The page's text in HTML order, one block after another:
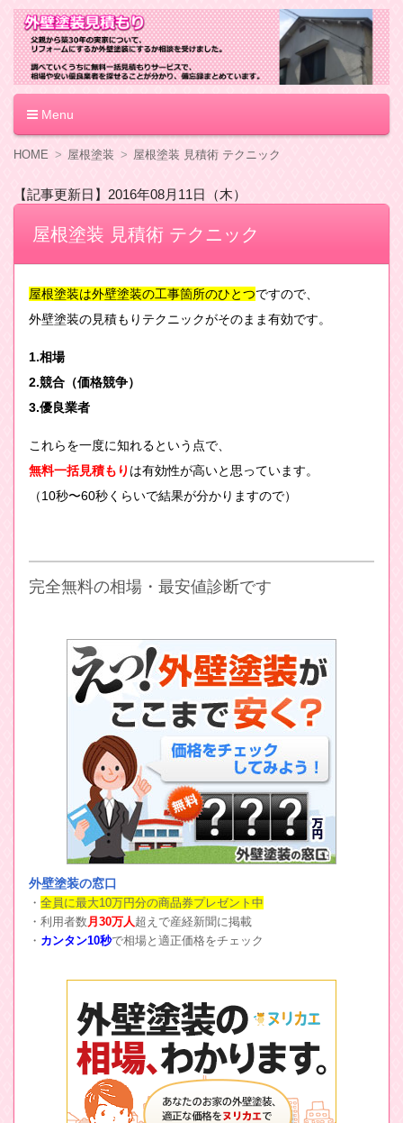
外壁塗装見積もり
Menu
コ
テ
ン
へ
HOME 屋根塗装 屋根塗装 見積術 テクニック
【記事更新日】2016年08月11日（木）
屋根塗装 見積術 テクニック
屋根塗装は外壁塗装の工事箇所のひとつですので、
外壁塗装の見積もりテクニックがそのまま有効です。
1.相場
2.競合（価格競争）
3.優良業者
これらを一度に知れるという点で、
無料一括見積もり は有効性が高いと思っています。
（10秒〜60秒くらいで結果が分かりますので）
完全無料の相場・最安値診断です
外壁塗装の窓口
・ 全員に最大10万円分の商品券プレゼント中
・利用者数月30万人超えで産経新聞に掲載
・ カンタン10秒で相場と適正価格をチェック